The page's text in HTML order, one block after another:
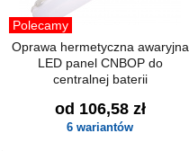
Polecamy
Oprawa hermetyczna awaryjna
LED panel CNBOP do
centralnej baterii
od 106,58 zł
6 wariantów